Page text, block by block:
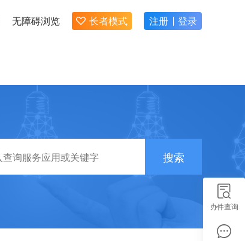
无障碍浏览 长者模式 注册 登录
搜索
办件查询